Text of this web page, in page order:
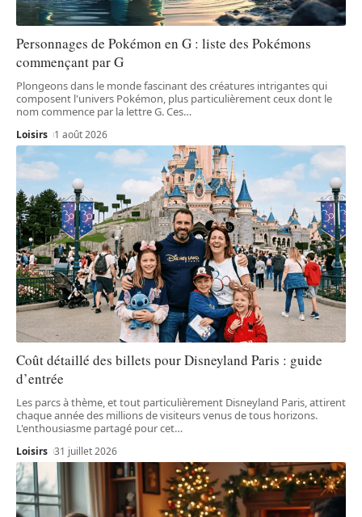
Personnages de Pokémon en G : liste des Pokémons
commençant par G
Plongeons dans le monde fascinant des créatures intrigantes qui
composent l'univers Pokémon, plus particulièrement ceux dont le
nom commence par la lettre G. Ces…
Loisirs 1 août 2026
Coût détaillé des billets pour Disneyland Paris : guide
d’entrée
Les parcs à thème, et tout particulièrement Disneyland Paris, attirent
chaque année des millions de visiteurs venus de tous horizons.
L'enthousiasme partagé pour cet…
Loisirs 31 juillet 2026